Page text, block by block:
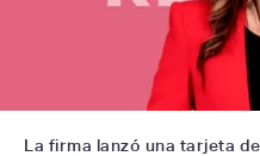
La firma lanzó una tarjeta